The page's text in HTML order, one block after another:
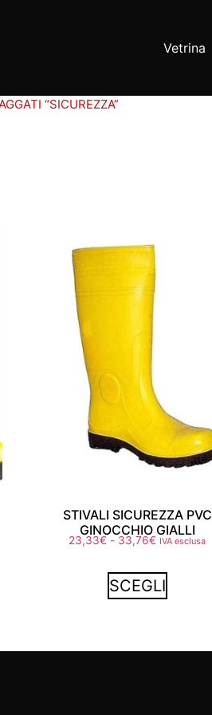
Vetrina
“SICUREZZA”
STIVALI SICUREZZA PVC
GINOCCHIO GIALLI
23,33€ - 33,76€ IVA esclusa
SCEGLI